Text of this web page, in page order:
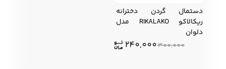
دستمال گردن دخترانه
ریکالاکو RIKALAKO مدل
دلوان
300,000
قیمت
240,000
قیمت